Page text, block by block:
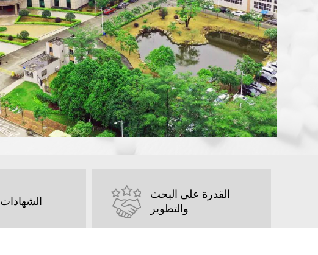
الشهادات
القدرة على البحث
والتطوير